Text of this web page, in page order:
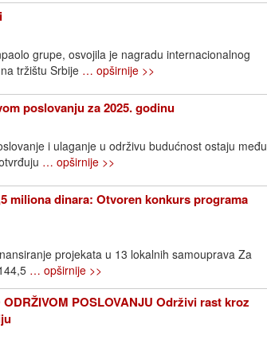
grupe, osvojila je nagradu internacionalnog
tržištu Srbije … opširnije >>
poslovanju za 2025. godinu
i ulaganje u održivu budućnost ostaju među
… opširnije >>
miliona dinara: Otvoren konkurs programa
projekata u 13 lokalnih samouprava Za
… opširnije >>
POSLOVANJU Održivi rast kroz